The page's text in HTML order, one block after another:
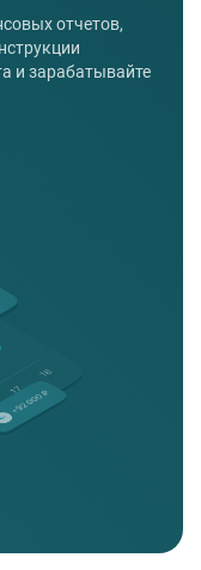
отчетов,
и зарабатывайте